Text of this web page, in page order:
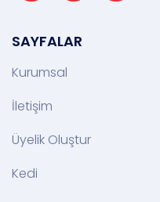
SAYFALAR
Kurumsal
İletişim
Üyelik Oluştur
Kedi